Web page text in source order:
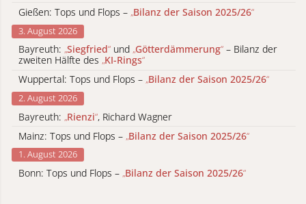
Gießen: Tops und Flops – „Bilanz der Saison 2025/26“
3. August 2026
Bayreuth: „Siegfried“ und „Götterdämmerung“ – Bilanz der
zweiten Hälfte des „KI-Rings“
Wuppertal: Tops und Flops – „Bilanz der Saison 2025/26“
2. August 2026
Bayreuth: „Rienzi“, Richard Wagner
Mainz: Tops und Flops – „Bilanz der Saison 2025/26“
1. August 2026
Bonn: Tops und Flops – „Bilanz der Saison 2025/26“